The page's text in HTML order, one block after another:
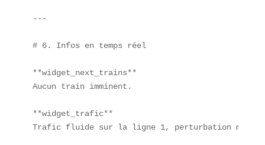
---
# 6. Infos en temps réel
**widget_next_trains**
Aucun train imminent.
**widget_trafic**
Trafic fluide sur la ligne 1, perturbation